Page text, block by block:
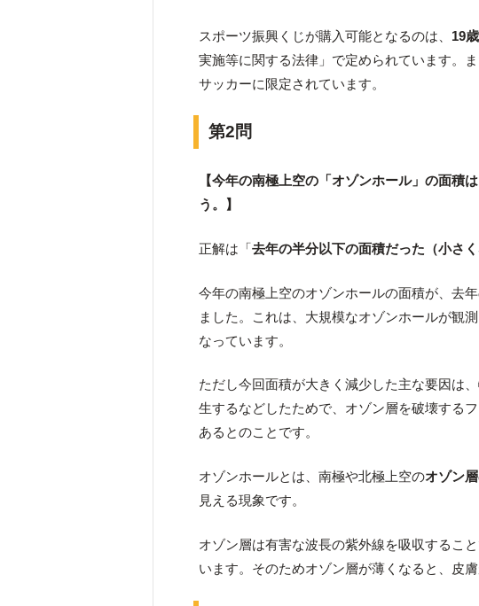
スポーツ振興くじが購入可能となるのは、 19
実施等に関する法律」で定められています。
サッカーに限定されています。
第2問
【今年の南極上空の「オゾンホール」の面積
う。】
正解は「去年の半分以下の面積だった（小さく
今年の南極上空のオゾンホールの面積が、去
ました。これは、大規模なオゾンホールが観
なっています。
ただし今回面積が大きく減少した主な要因は、
生するなどしたためで、オゾン層を破壊する
あるとのことです。
オゾンホールとは、南極や北極上空のオゾン層
見える現象です。
オゾン層は有害な波長の紫外線を吸収するこ
います。そのためオゾン層が薄くなると、皮